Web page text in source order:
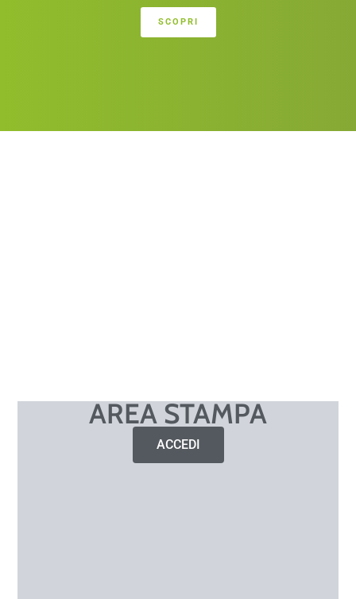
SCOPRI
AREA STAMPA
ACCEDI